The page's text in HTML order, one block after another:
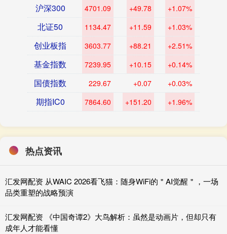
沪深300 4701.09 +49.78 +1.07%
北证50 1134.47 +11.59 +1.03%
创业板指 3603.77 +88.21 +2.51%
基金指数 7239.95 +10.15 +0.14%
国债指数 229.67 +0.07 +0.03%
期指IC0 7864.60 +151.20 +1.96%
热点资讯
汇发网配资 从WAIC 2026看飞猫：随身WiFi的＂AI觉醒＂，一场
品类重塑的战略预演
汇发网配资 《中国奇谭2》大鸟解析：虽然是动画片，但却只有
成年人才能看懂